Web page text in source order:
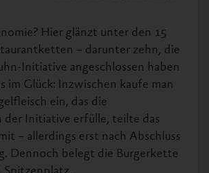
Hier glänzt unter den 15
– darunter zehn, die
Initiative angeschlossen haben
im Glück: Inzwischen kaufe man
ein, das die
der Initiative erfülle, teilte das
– allerdings erst nach Abschluss
Dennoch belegt die Burgerkette